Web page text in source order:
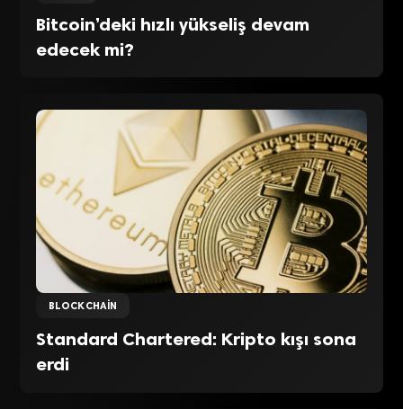
Bitcoin’deki hızlı yükseliş devam
edecek mi?
BLOCKCHAIN
Standard Chartered: Kripto kışı sona
erdi